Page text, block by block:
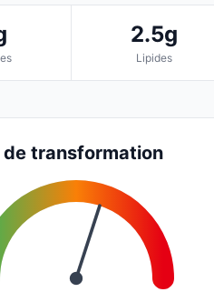
2.5g
Lipides
de transformation